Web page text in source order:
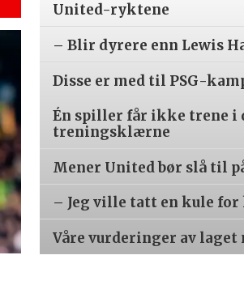
United-ryktene
– Blir dyrere enn Lewis
Disse er med til PSG-
Én spiller får ikke trene i
treningsklærne
Mener United bør slå til
– Jeg ville tatt en kule for
Våre vurderinger av laget